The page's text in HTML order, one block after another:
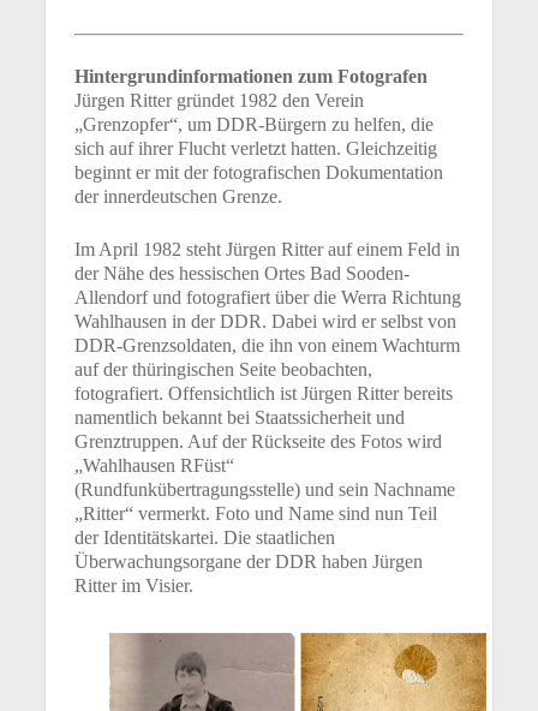
Hintergrundinformationen zum Fotografen
Jürgen Ritter gründet 1982 den Verein
„Grenzopfer“, um DDR-Bürgern zu helfen, die
sich auf ihrer Flucht verletzt hatten. Gleichzeitig
beginnt er mit der fotografischen Dokumentation
der innerdeutschen Grenze.
Im April 1982 steht Jürgen Ritter auf einem Feld in
der Nähe des hessischen Ortes Bad Sooden-
Allendorf und fotografiert über die Werra Richtung
Wahlhausen in der DDR. Dabei wird er selbst von
DDR-Grenzsoldaten, die ihn von einem Wachturm
auf der thüringischen Seite beobachten,
fotografiert. Offensichtlich ist Jürgen Ritter bereits
namentlich bekannt bei Staatssicherheit und
Grenztruppen. Auf der Rückseite des Fotos wird
„Wahlhausen RFüst“
(Rundfunkübertragungsstelle) und sein Nachname
„Ritter“ vermerkt. Foto und Name sind nun Teil
der Identitätskartei. Die staatlichen
Überwachungsorgane der DDR haben Jürgen
Ritter im Visier.